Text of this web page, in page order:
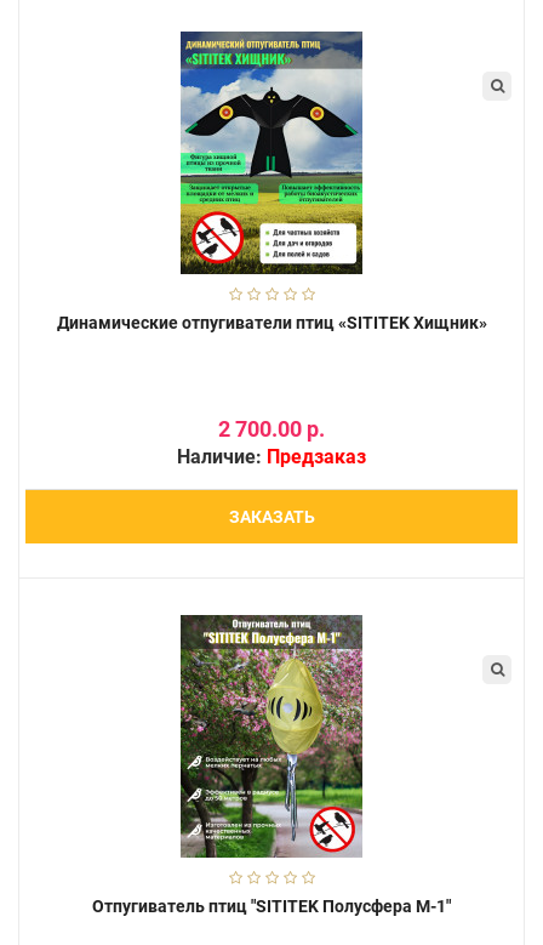
Динамические отпугиватели птиц «SITITEK Хищник»
2 700.00 р.
Наличие: Предзаказ
ЗАКАЗАТЬ
Отпугиватель птиц "SITITEK Полусфера М-1"